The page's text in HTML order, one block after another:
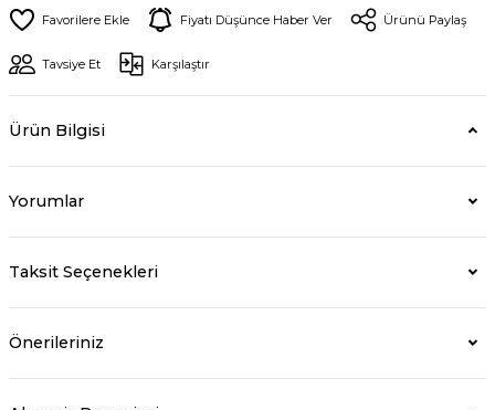
Fiyatı Düşünce Haber Ver Ürünü Paylaş
Tavsiye Et Karşılaştır
Ürün Bilgisi
Yorumlar
Taksit Seçenekleri
Önerileriniz